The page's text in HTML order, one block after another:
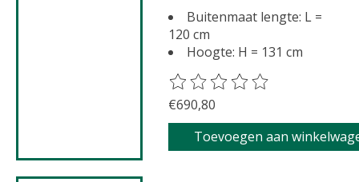
Buitenmaat lengte: L =
120 cm
Hoogte: H = 131 cm
De beoordeling van dit
€690,80
Toevoegen aan